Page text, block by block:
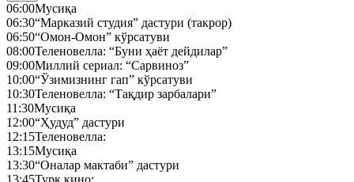
06:00Мусиқа
06:30“Марказий студия” дастури (такрор)
06:50“Омон-Омон” кўрсатуви
08:00Теленовелла: “Буни ҳаёт дейдилар”
09:00Миллий сериал: “Сарвиноз”
10:00“Ўзимизнинг гап” кўрсатуви
10:30Теленовелла: “Тақдир зарбалари”
11:30Мусиқа
12:00“Ҳудуд” дастури
12:15Теленовелла:
13:15Мусиқа
13:30“Оналар мактаби” дастури
13:45Турк кино: